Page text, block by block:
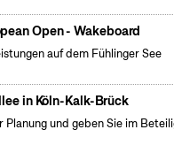
Open - Wakeboard
auf dem Fühlinger See
in Köln-Kalk-Brück
Planung und geben Sie im